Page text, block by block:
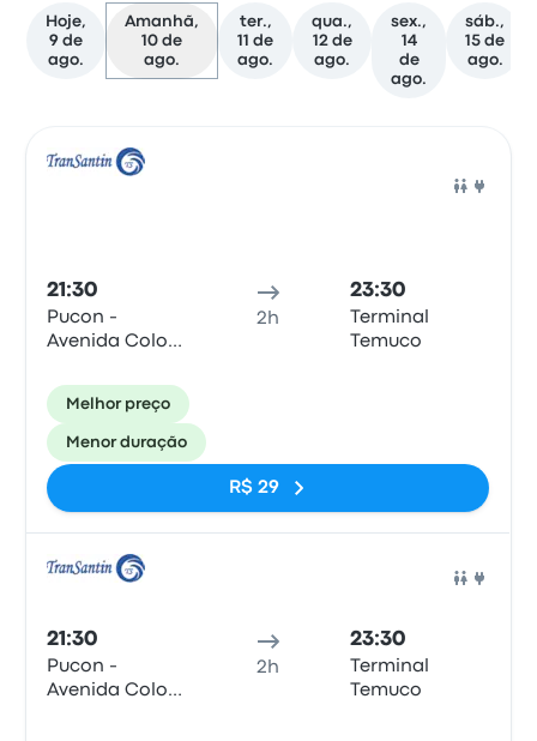
Hoje,
9 de
ago.
Amanhã,
10 de
ago.
ter.,
11 de
ago.
qua.,
12 de
ago.
sex.,
14
de
ago.
sáb.,
15 de
ago.
21:30
Pucon -
Avenida Colo
Pucón
2h
23:30
Terminal
Temuco
Melhor preço
Menor duração
R$ 29
21:30
Pucon -
Avenida Colo
2h
23:30
Terminal
Temuco